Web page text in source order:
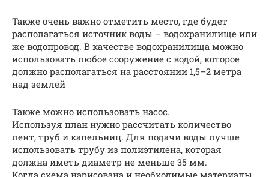
Также очень важно отметить место, где будет
располагаться источник воды – водохранилище или
же водопровод. В качестве водохранилища можно
использовать любое сооружение с водой, которое
должно располагаться на расстоянии 1,5–2 метра
над землей
Также можно использовать насос.
Используя план нужно рассчитать количество
лент, труб и капельниц. Для подачи воды лучше
использовать трубу из полиэтилена, которая
должна иметь диаметр не меньше 35 мм.
Когда схема нарисована и необходимые материалы